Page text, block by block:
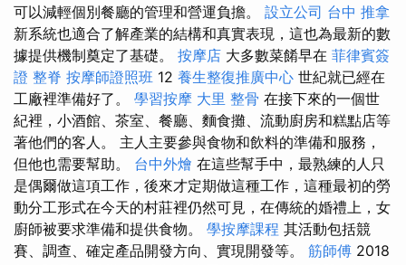
可以減輕個別餐廳的管理和營運負擔。 設立公司 台中 推拿
新系統也適合了解產業的結構和真實表現，這也為最新的數
據提供機制奠定了基礎。 按摩店 大多數菜餚早在 菲律賓簽
證 整脊 按摩師證照班 12 養生整復推廣中心 世紀就已經在
工廠裡準備好了。 學習按摩 大里 整骨 在接下來的一個世
紀裡，小酒館、茶室、餐廳、麵食攤、流動廚房和糕點店等
著他們的客人。 主人主要參與食物和飲料的準備和服務，
但他也需要幫助。 台中外燴 在這些幫手中，最熟練的人只
是偶爾做這項工作，後來才定期做這種工作，這種最初的勞
動分工形式在今天的村莊裡仍然可見，在傳統的婚禮上，女
廚師被要求準備和提供食物。 學按摩課程 其活動包括競
賽、調查、確定產品開發方向、實現開發等。 筋師傅 2018